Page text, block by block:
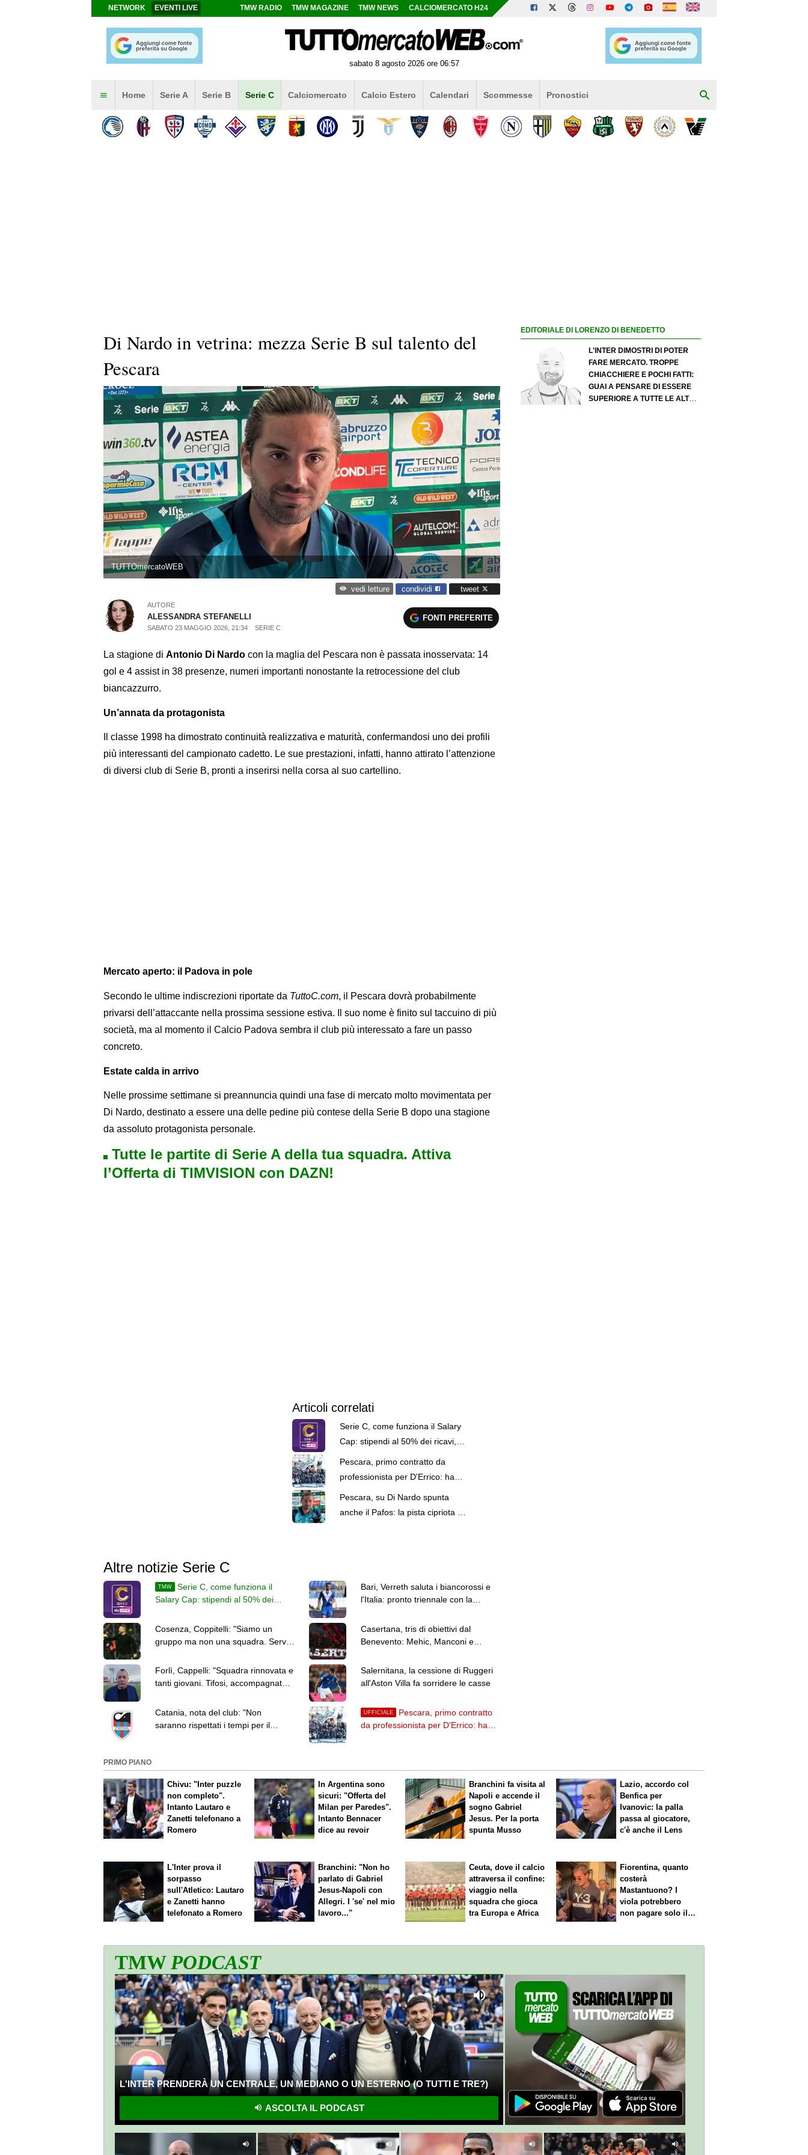
NETWORK EVENTI LIVE TMW RADIO TMW MAGAZINE TMW NEWS CALCIOMERCATO H24
sabato 8 agosto 2026 ore 06:57
Home Serie A Serie B Serie C Calciomercato Calcio Estero Calendari Scommesse Pronostici
Di Nardo in vetrina: mezza Serie B sul talento del
Pescara
TUTTOmercatoWEB
vedi letture condividi tweet
AUTORE
ALESSANDRA STEFANELLI
SABATO 23 MAGGIO 2026, 21:34 SERIE C
FONTI PREFERITE
La stagione di Antonio Di Nardo con la maglia del Pescara non è passata inosservata: 14
gol e 4 assist in 38 presenze, numeri importanti nonostante la retrocessione del club
biancazzurro.
Un’annata da protagonista
Il classe 1998 ha dimostrato continuità realizzativa e maturità, confermandosi uno dei profili
più interessanti del campionato cadetto. Le sue prestazioni, infatti, hanno attirato l’attenzione
di diversi club di Serie B, pronti a inserirsi nella corsa al suo cartellino.
Mercato aperto: il Padova in pole
Secondo le ultime indiscrezioni riportate da TuttoC.com, il Pescara dovrà probabilmente
privarsi dell’attaccante nella prossima sessione estiva. Il suo nome è finito sul taccuino di più
società, ma al momento il Calcio Padova sembra il club più interessato a fare un passo
concreto.
Estate calda in arrivo
Nelle prossime settimane si preannuncia quindi una fase di mercato molto movimentata per
Di Nardo, destinato a essere una delle pedine più contese della Serie B dopo una stagione
da assoluto protagonista personale.
Tutte le partite di Serie A della tua squadra. Attiva
l’Offerta di TIMVISION con DAZN!
Articoli correlati
Serie C, come funziona il Salary
Cap: stipendi al 50% dei ricavi,
poi al 45%
Pescara, primo contratto da
professionista per D'Errico: ha
Pescara, su Di Nardo spunta
anche il Pafos: la pista cipriota è
Altre notizie Serie C
TMW
Serie C, come funziona il
Salary Cap: stipendi al 50% dei
Bari, Verreth saluta i biancorossi e
l'Italia: pronto triennale con la
Cosenza, Coppitelli: "Siamo un
gruppo ma non una squadra. Serve
Casertana, tris di obiettivi dal
Benevento: Mehic, Manconi e
Forlì, Cappelli: "Squadra rinnovata e
tanti giovani. Tifosi, accompagnateci
Salernitana, la cessione di Ruggeri
all'Aston Villa fa sorridere le casse
Catania, nota del club: "Non
saranno rispettati i tempi per il
UFFICIALE
Pescara, primo contratto
da professionista per D'Errico: ha
EDITORIALE DI LORENZO DI BENEDETTO
L'INTER DIMOSTRI DI POTER
FARE MERCATO. TROPPE
CHIACCHIERE E POCHI FATTI:
GUAI A PENSARE DI ESSERE
SUPERIORE A TUTTE LE ALTRE
PRIMO PIANO
Chivu: "Inter puzzle
non completo".
Intanto Lautaro e
Zanetti telefonano a
Romero
In Argentina sono
sicuri: "Offerta del
Milan per Paredes".
Intanto Bennacer
diceau revoir
Branchini fa visita al
Napoli e accende il
sogno Gabriel
Jesus. Per la porta
spunta Musso
Lazio, accordo col
Benfica per
Ivanovic: la palla
passa al giocatore,
c'è anche il Lens
L'Inter prova il
sorpasso
sull'Atletico: Lautaro
e Zanetti hanno
telefonato a Romero
Branchini: "Non ho
parlato di Gabriel
Jesus-Napoli con
Allegri. I 'se' nel mio
lavoro..."
Ceuta, dove il calcio
attraversa il confine:
viaggio nella
squadra che gioca
tra Europa e Africa
Fiorentina, quanto
costerà
Mastantuono? I
viola potrebbero
non pagare solo il
TMWPODCAST
L'INTER PRENDERÀ UN CENTRALE, UN MEDIANO O UN ESTERNO (O TUTTI E TRE?)
ASCOLTA IL PODCAST